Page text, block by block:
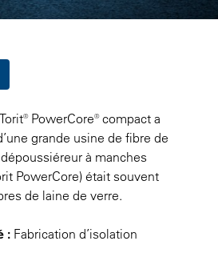
PowerCore® compact a
grande usine de fibre de
à manches
PowerCore) était souvent
de laine de verre.
: Fabrication d’isolation